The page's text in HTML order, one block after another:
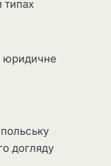
типах
юридичне
догляду